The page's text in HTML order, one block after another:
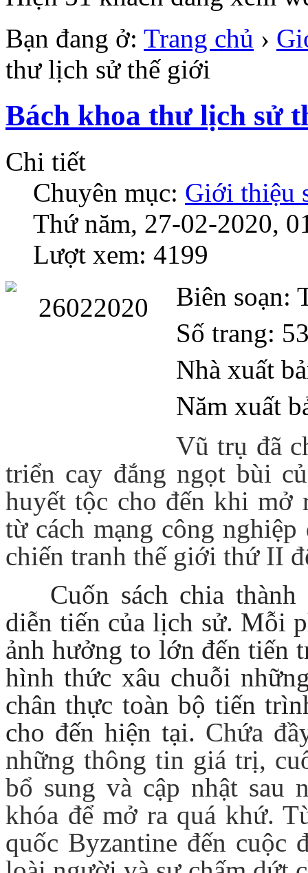
Bạn đang ở: Trang chủ ›
thư lịch sử thế giới
Bách khoa thư lịch sử
Chi tiết
Chuyên mục: Giới thiệu
Thứ năm, 27-02-2020,
Lượt xem: 4199
Biên soạn:
Số trang:
Nhà xuất
Năm xuất
Vũ trụ đã
triển cay đắng ngọt bùi
huyết tộc cho đến khi mở
từ cách mạng công
chiến tranh thế giới thứ II
Cuốn sách chia
diễn tiến của lịch sử. Mỗi
ảnh hưởng to lớn đến tiến
hình thức xâu chuỗi
chân thực toàn bộ tiến
cho đến hiện tại. Chứa
những thông tin giá trị,
bổ sung và cập nhật sau
khóa để mở ra quá khứ.
quốc Byzantine đến cuộc